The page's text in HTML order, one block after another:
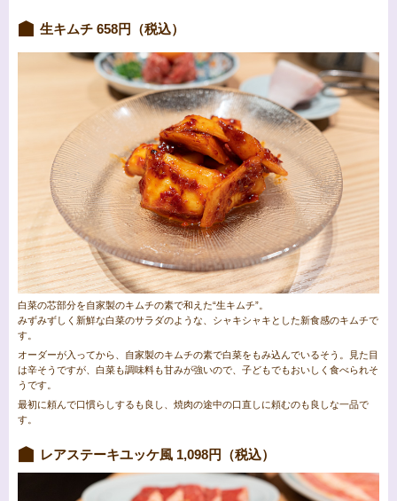
生キムチ 658円（税込）
白菜の芯部分を自家製のキムチの素で和えた“生キムチ”。
みずみずしく新鮮な白菜のサラダのような、シャキシャキとした新食感のキムチで
す。
オーダーが入ってから、自家製のキムチの素で白菜をもみ込んでいるそう。見た目
は辛そうですが、白菜も調味料も甘みが強いので、子どもでもおいしく食べられそ
うです。
最初に頼んで口慣らしするも良し、焼肉の途中の口直しに頼むのも良しな一品で
す。
レアステーキユッケ風 1,098円（税込）